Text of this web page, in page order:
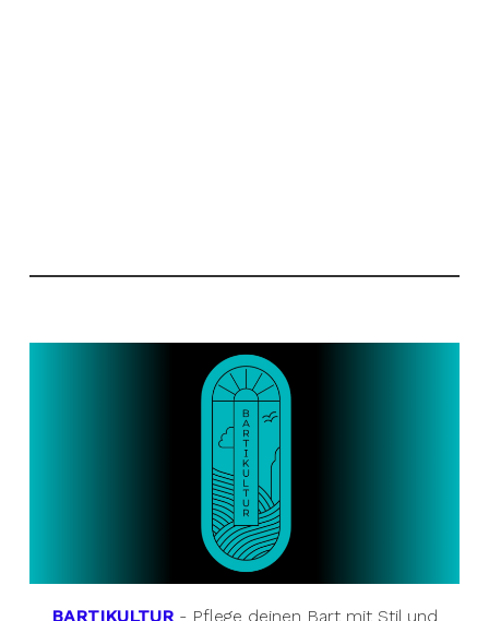
BARTIKULTUR- Pflege deinen Bart mit Stil und